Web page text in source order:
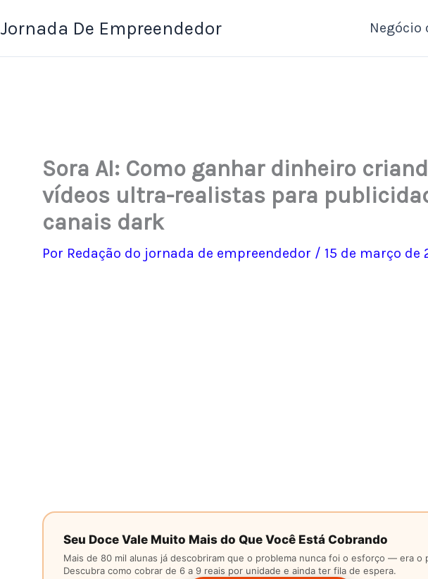
Jornada De Empreendedor
Sora AI: Como ganhar dinheiro
vídeos ultra-realistas para
canais dark
Por Redação do jornada de empreendedor / 15 de março de
Seu Doce Vale Muito Mais do Que Você Está Cobrando
Mais de 80 mil alunas já descobriram que o problema nunca foi o esforço — era o
Descubra como cobrar de 6 a 9 reais por unidade e ainda ter fila de espera.